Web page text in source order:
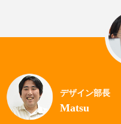
デザイン部長
Matsu